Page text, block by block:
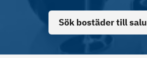
Sök bostäder till salu